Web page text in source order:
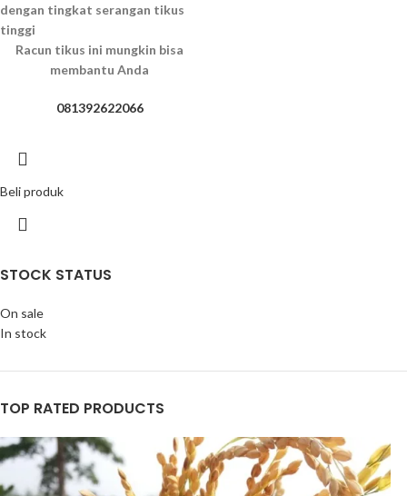
STOCK STATUS
On sale
In stock
TOP RATED PRODUCTS
dengan tingkat serangan tikus
tinggi
Racun tikus ini mungkin bisa
membantu Anda
081392622066
Beli produk